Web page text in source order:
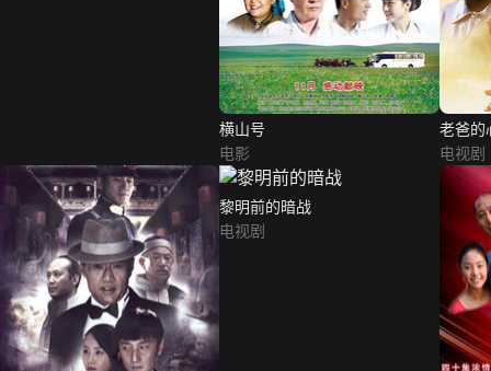
横山号
电影
老爸的
电视剧
黎明前的暗战
电视剧